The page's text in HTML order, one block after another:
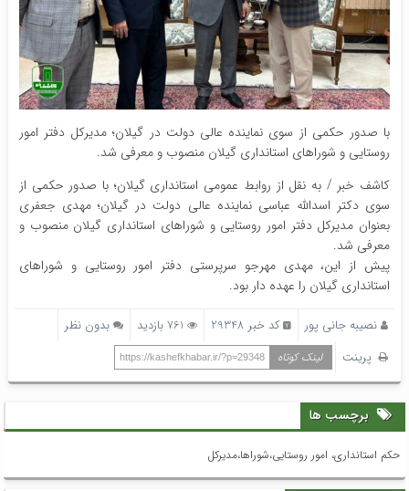
با صدور حکمی از سوی نماینده عالی دولت در گیلان؛ مدیرکل دفتر امور
روستایی و شوراهای استانداری گیلان منصوب و معرفی شد.
کاشف خبر / به نقل از روابط عمومی استانداری گیلان؛ با صدور حکمی از
سوی دکتر اسدالله عباسی نماینده عالی دولت در گیلان؛ مهدی جعفری
بعنوان مدیرکل دفتر امور روستایی و شوراهای استانداری گیلان منصوب و
معرفی شد.
پیش از این، مهدی مهرجو سرپرستی دفتر امور روستایی و شوراهای
استانداری گیلان را عهده دار بود.
نصیبه جانی پور کد خبر 29348 761 بازدید
بدون نظر
پرینت
لینک کوتاه https://kashefkhabar.ir/?p=29348
برچسب ها
حکم استانداری، امور روستایی،شوراها،مدیرکل